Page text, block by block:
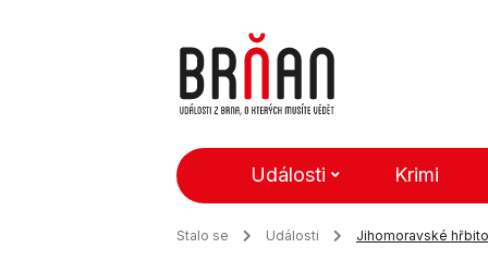
Události Krimi
Stalo se Události Jihomoravské